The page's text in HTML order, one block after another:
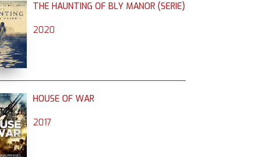
THE HAUNTING OF BLY MANOR (SERIE)
2020
HOUSE OF WAR
2017